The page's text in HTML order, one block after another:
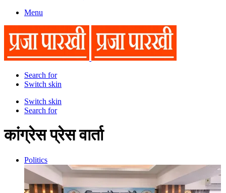
Menu
Search for
Switch skin
Switch skin
Search for
कांग्रेस प्रेस वार्ता
Politics